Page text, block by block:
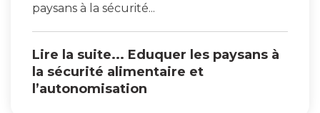
paysans à la sécurité...
Lire la suite... Eduquer les paysans à
la sécurité alimentaire et
l’autonomisation